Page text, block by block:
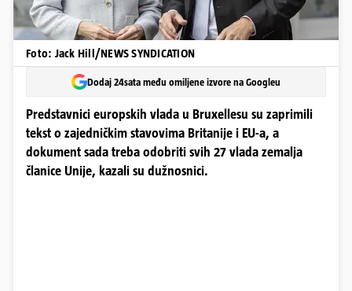
Foto: Jack Hill/NEWS SYNDICATION
Dodaj 24sata među omiljene izvore na Googleu
Predstavnici europskih vlada u Bruxellesu su zaprimili
tekst o zajedničkim stavovima Britanije i EU-a, a
dokument sada treba odobriti svih 27 vlada zemalja
članice Unije, kazali su dužnosnici.